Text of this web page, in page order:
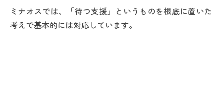
ミナオスでは、「待つ支援」というものを根底に置いた
考えで基本的には対応しています。